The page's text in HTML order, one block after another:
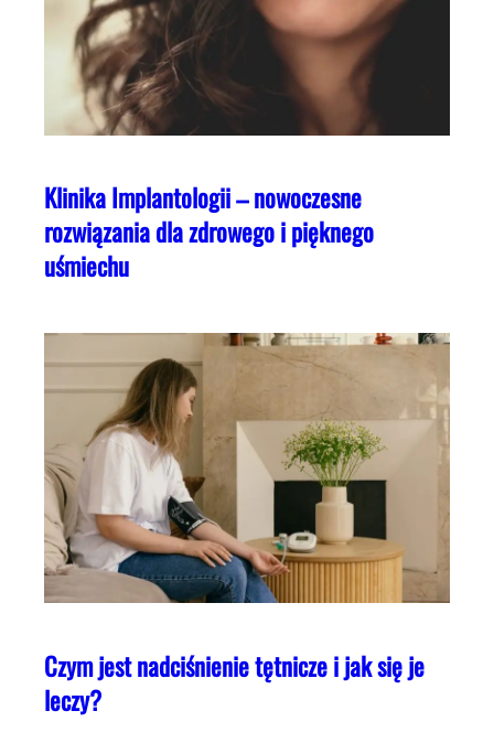
Klinika Implantologii – nowoczesne
rozwiązania dla zdrowego i pięknego
uśmiechu
Czym jest nadciśnienie tętnicze i jak się je
leczy?